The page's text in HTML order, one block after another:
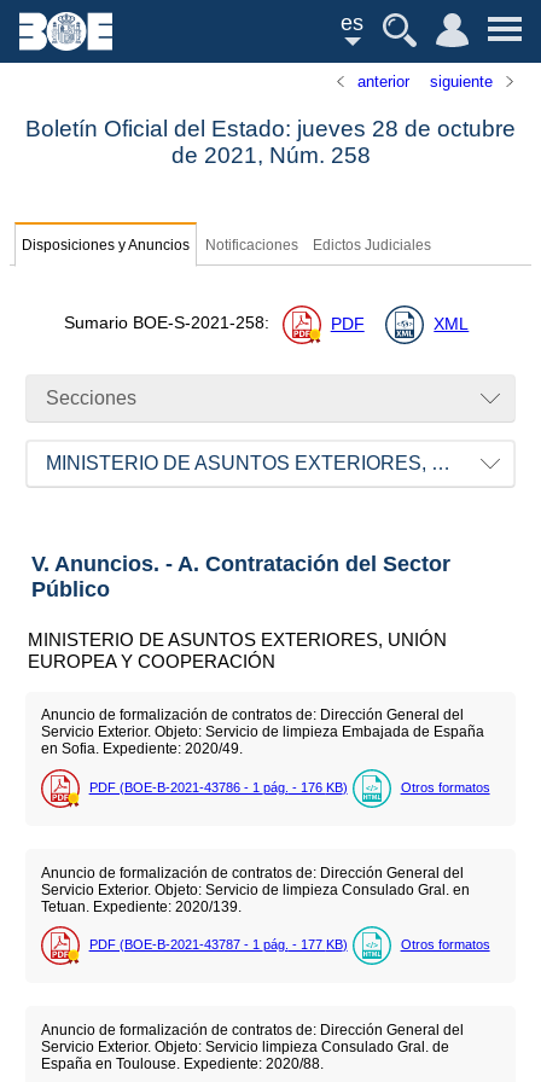
es
anterior siguiente
Boletín Oficial del Estado: jueves 28 de octubre
de 2021, Núm. 258
Disposiciones y Anuncios Notificaciones Edictos Judiciales
Sumario BOE-S-2021-258: PDF XML
Secciones
MINISTERIO DE ASUNTOS EXTERIORES, UNIÓN EUROPEA Y COOPERACIÓN
V. Anuncios. - A. Contratación del Sector
Público
MINISTERIO DE ASUNTOS EXTERIORES, UNIÓN
EUROPEA Y COOPERACIÓN
Anuncio de formalización de contratos de: Dirección General del
Servicio Exterior. Objeto: Servicio de limpieza Embajada de España
en Sofia. Expediente: 2020/49.
PDF (BOE-B-2021-43786 - 1 pág. - 176 KB) Otros formatos
Anuncio de formalización de contratos de: Dirección General del
Servicio Exterior. Objeto: Servicio de limpieza Consulado Gral. en
Tetuan. Expediente: 2020/139.
PDF (BOE-B-2021-43787 - 1 pág. - 177 KB) Otros formatos
Anuncio de formalización de contratos de: Dirección General del
Servicio Exterior. Objeto: Servicio limpieza Consulado Gral. de
España en Toulouse. Expediente: 2020/88.